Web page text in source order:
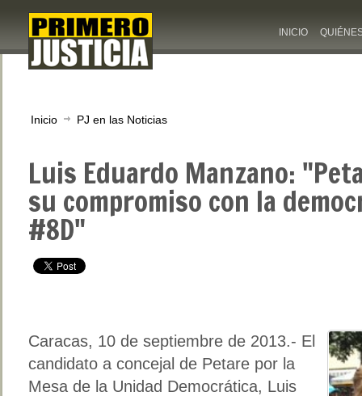
INICIO
Inicio PJ en las Noticias
Luis Eduardo Manzano:
su compromiso con la
#8D"
Caracas, 10 de septiembre de 2013.- El
candidato a concejal de Petare por la
Mesa de la Unidad Democrática, Luis